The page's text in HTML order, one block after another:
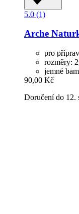
5.0 (1)
Arche
pro
rozměry:
jemné
90,00 Kč
Doručení do 12.